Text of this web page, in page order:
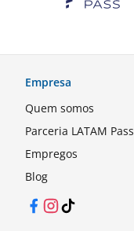
Empresa
Quem somos
Parceria LATAM Pass
Empregos
Blog
Facebook
Instagram
TikTok